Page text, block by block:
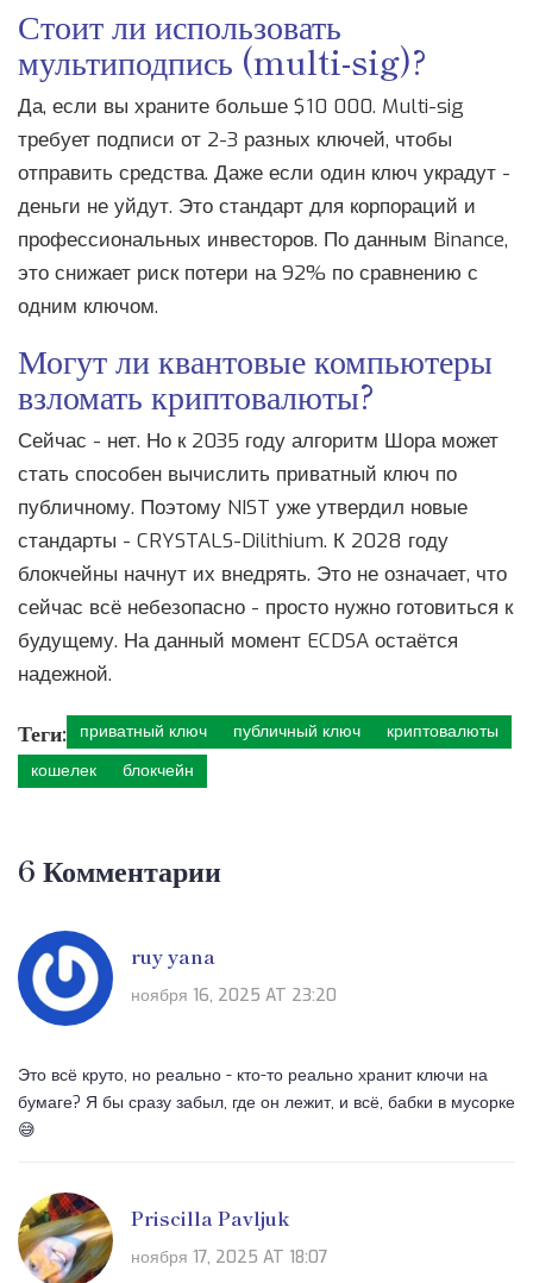
Стоит ли использовать
мультиподпись (multi-sig)?
Да, если вы храните больше $10 000. Multi-sig
требует подписи от 2-3 разных ключей, чтобы
отправить средства. Даже если один ключ украдут -
деньги не уйдут. Это стандарт для корпораций и
профессиональных инвесторов. По данным Binance,
это снижает риск потери на 92% по сравнению с
одним ключом.
Могут ли квантовые компьютеры
взломать криптовалюты?
Сейчас - нет. Но к 2035 году алгоритм Шора может
стать способен вычислить приватный ключ по
публичному. Поэтому NIST уже утвердил новые
стандарты - CRYSTALS-Dilithium. К 2028 году
блокчейны начнут их внедрять. Это не означает, что
сейчас всё небезопасно - просто нужно готовиться к
будущему. На данный момент ECDSA остаётся
надежной.
Теги: приватный ключ публичный ключ
криптовалюты
кошелек
блокчейн
6 Комментарии
ruy yana
ноября 16, 2025 AT 23:20
Это всё круто, но реально - кто-то реально хранит ключи на
бумаге? Я бы сразу забыл, где он лежит, и всё, бабки в мусорке
😅
Priscilla Pavljuk
ноября 17, 2025 AT 18:07